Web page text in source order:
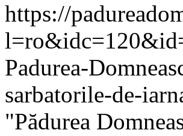
https://
Padurea-
sarbatorile-de-
"Pădurea